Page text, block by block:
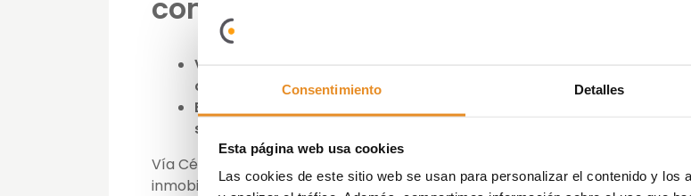
Consentimiento Detalles
Esta página web usa cookies
Las cookies de este sitio web se usan para personalizar el contenido y los
con Célere Parqueluz
Vía Célere pone en comercialización 84 nuevas viviendas con las
oferta en la ciudad.
El edificio dispondrá de calificación energética A y contará con
sala social-gourmet y parque infantil.
Vía Célere, promotora especializada en el desarrollo, inversión y gestión de
inmobiliarios, lanza su mayor promoción hasta ahora en Valladolid:Célere